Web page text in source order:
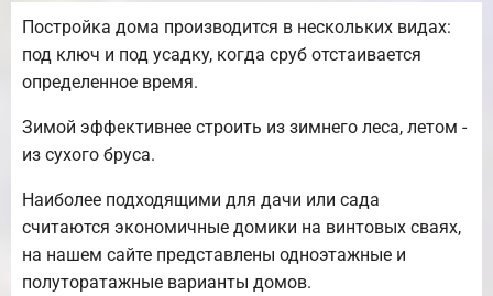
Постройка дома производится в нескольких видах:
под ключ и под усадку, когда сруб отстаивается
определенное время.
Зимой эффективнее строить из зимнего леса, летом -
из сухого бруса.
Наиболее подходящими для дачи или сада
считаются экономичные домики на винтовых сваях,
на нашем сайте представлены одноэтажные и
полуторатажные варианты домов.